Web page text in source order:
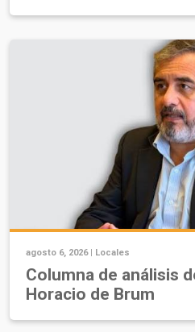
agosto 6, 2026 | Locales
Columna de análisis
Horacio de Brum